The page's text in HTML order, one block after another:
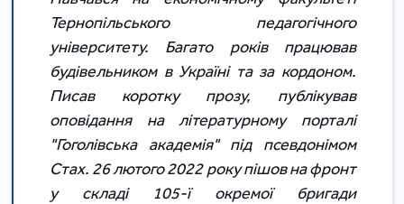
Тернопільського педагогічного
університету. Багато років працював
будівельником в Україні та за кордоном.
Писав коротку прозу, публікував
оповідання на літературному порталі
"Гоголівська академія" під псевдонімом
Стах. 26 лютого 2022 року пішов на фронт
у складі 105-ї окремої бригади